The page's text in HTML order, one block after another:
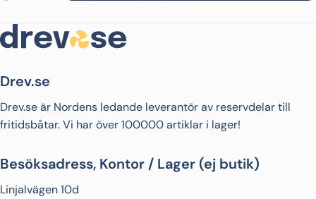
Drev.se
Drev.se är Nordens ledande leverantör av reservdelar till
fritidsbåtar. Vi har över 100000 artiklar i lager!
Besöksadress, Kontor / Lager (ej butik)
Linjalvägen 10d